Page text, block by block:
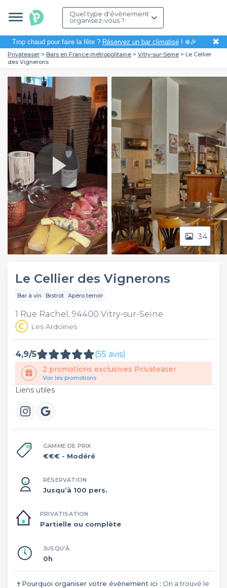
Quel type d'évènement
organisez-vous ?
Trop chaud pour faire la fête ? Réservez un bar climatisé! ❄️🎉 ✖
Privateaser Bars en France métropolitaine Vitry-sur-Seine
Le Cellier
des Vignerons
Play
Video
34
Le Cellier des Vignerons
Bar à vin Bistrot Apéro terroir
1 Rue Rachel, 94400 Vitry-sur-Seine
Les Ardoines
4,9/5 (55 avis)
Liens utiles
2 promotions exclusives Privateaser
Voir les promotions
GAMME DE PRIX
€€€ - Modéré
RÉSERVATION
Jusqu’à 100 pers.
PRIVATISATION
Partielle ou complète
JUSQU'À
0h
🍷 Pourquoi organiser votre évènement ici : On a trouvé le